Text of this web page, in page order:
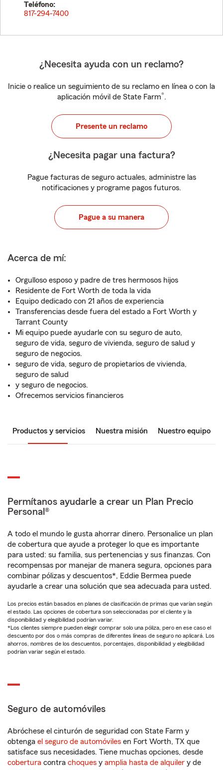
Teléfono:
817-294-7400
¿Necesita ayuda con un reclamo?
Inicie o realice un seguimiento de su reclamo en línea o con la
aplicación móvil de State Farm®.
Presente un reclamo
¿Necesita pagar una factura?
Pague facturas de seguro actuales, administre las
notificaciones y programe pagos futuros.
Pague a su manera
Acerca de mí:
Orgulloso esposo y padre de tres hermosos hijos
Residente de Fort Worth de toda la vida
Equipo dedicado con 21 años de experiencia
Transferencias desde fuera del estado a Fort Worth y
Tarrant County
Mi equipo puede ayudarle con su seguro de auto,
seguro de vida, seguro de vivienda, seguro de salud y
seguro de negocios.
seguro de vida, seguro de propietarios de vivienda,
seguro de salud
y seguro de negocios.
Ofrecemos servicios financieros
Productos y servicios Nuestra misión Nuestro equipo
Permítanos ayudarle a crear un Plan Precio
Personal®
A todo el mundo le gusta ahorrar dinero. Personalice un plan
de cobertura que ayude a proteger lo que es importante
para usted: su familia, sus pertenencias y sus finanzas. Con
recompensas por manejar de manera segura, opciones para
combinar pólizas y descuentos*, Eddie Bermea puede
ayudarle a crear una solución que sea adecuada para usted.
Los precios están basados en planes de clasificación de primas que varían según
el estado. Las opciones de cobertura son seleccionadas por el cliente y la
disponibilidad y elegibilidad podrían variar.
*Los clientes siempre pueden elegir comprar solo una póliza, pero en ese caso el
descuento por dos o más compras de diferentes líneas de seguro no aplicará. Los
ahorros, nombres de los descuentos, porcentajes, disponibilidad y elegibilidad
podrían variar según el estado.
Seguro de automóviles
Abróchese el cinturón de seguridad con State Farm y
obtenga el seguro de automóviles en Fort Worth, TX que
satisface sus necesidades. Tiene muchas opciones, desde
cobertura contra choques y amplia hasta de alquiler y de